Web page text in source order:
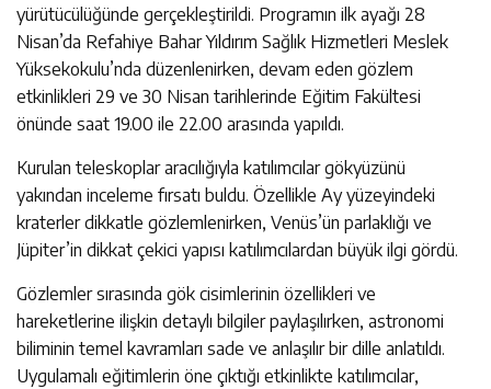
yürütücülüğünde gerçekleştirildi. Programın ilk ayağı 28
Nisan’da Refahiye Bahar Yıldırım Sağlık Hizmetleri Meslek
Yüksekokulu’nda düzenlenirken, devam eden gözlem
etkinlikleri 29 ve 30 Nisan tarihlerinde Eğitim Fakültesi
önünde saat 19.00 ile 22.00 arasında yapıldı.
Kurulan teleskoplar aracılığıyla katılımcılar gökyüzünü
yakından inceleme fırsatı buldu. Özellikle Ay yüzeyindeki
kraterler dikkatle gözlemlenirken, Venüs’ün parlaklığı ve
Jüpiter’in dikkat çekici yapısı katılımcılardan büyük ilgi gördü.
Gözlemler sırasında gök cisimlerinin özellikleri ve
hareketlerine ilişkin detaylı bilgiler paylaşılırken, astronomi
biliminin temel kavramları sade ve anlaşılır bir dille anlatıldı.
Uygulamalı eğitimlerin öne çıktığı etkinlikte katılımcılar,